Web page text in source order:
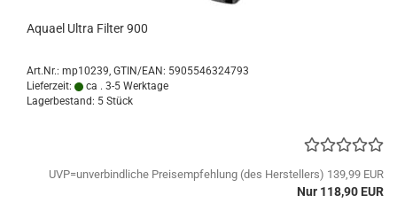
Aquael Ultra Filter 900
Art.Nr.: mp10239 GTIN/EAN: 5905546324793
Lieferzeit:
ca . 3-5 Werktage
Lagerbestand: 5 Stück
UVP=unverbindliche Preisempfehlung (des Herstellers) 139,99 EUR
Nur 118,90 EUR